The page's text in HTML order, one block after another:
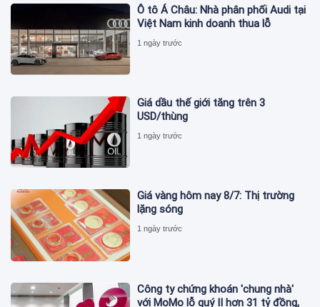
Ô tô Á Châu: Nhà phân phối Audi tại
Việt Nam kinh doanh thua lỗ
1 ngày trước
Giá dầu thế giới tăng trên 3
USD/thùng
1 ngày trước
Giá vàng hôm nay 8/7: Thị trường
lặng sóng
1 ngày trước
Công ty chứng khoán 'chung nhà'
với MoMo lỗ quý II hơn 31 tỷ đồng,